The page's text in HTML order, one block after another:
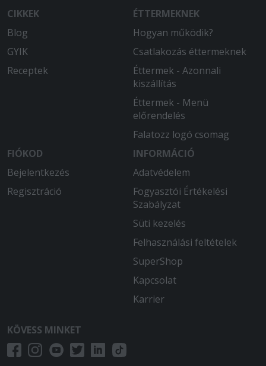
CIKKEK
Blog
GYIK
Receptek
ÉTTERMEKNEK
Hogyan működik?
Csatlakozás éttermeknek
Éttermek - Azonnali
kiszállítás
Éttermek - Menü
előrendelés
Falatozz logó csomag
FIÓKOD
Bejelentkezés
Regisztráció
INFORMÁCIÓ
Adatvédelem
Fogyasztói Értékelési
Szabályzat
Süti kezelés
Felhasználási feltételek
SuperShop
Kapcsolat
Karrier
KÖVESS MINKET